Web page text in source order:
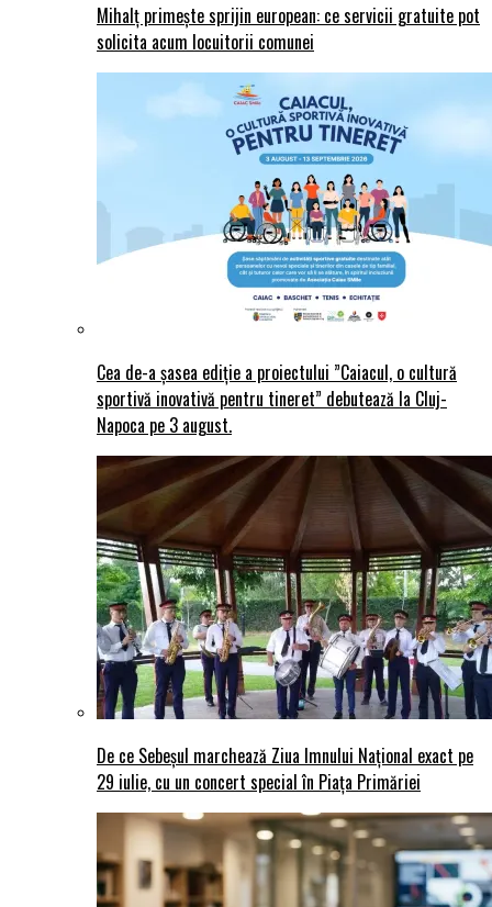
Mihalț primește sprijin european: ce servicii gratuite pot
solicita acum locuitorii comunei
Cea de-a șasea ediție a proiectului ”Caiacul, o cultură
sportivă inovativă pentru tineret” debutează la Cluj-
Napoca pe 3 august.
De ce Sebeșul marchează Ziua Imnului Național exact pe
29 iulie, cu un concert special în Piața Primăriei